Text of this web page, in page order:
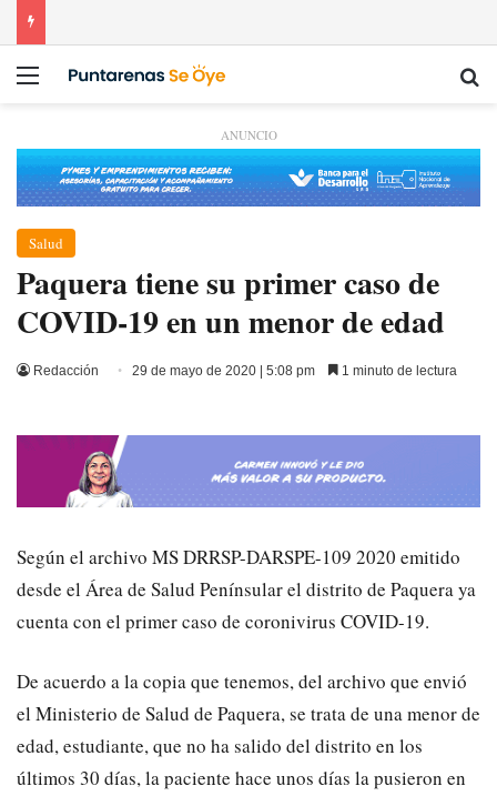
Menú
ANUNCIO
Salud
Paquera tiene su primer caso de
COVID-19 en un menor de edad
Redacción 29 de mayo de 2020 | 5:08 pm 1 minuto de lectura
Según el archivo MS DRRSP-DARSPE-109 2020 emitido
desde el Área de Salud Penínsular el distrito de Paquera ya
cuenta con el primer caso de coronivirus COVID-19.
De acuerdo a la copia que tenemos, del archivo que envió
el Ministerio de Salud de Paquera, se trata de una menor de
edad, estudiante, que no ha salido del distrito en los
últimos 30 días, la paciente hace unos días la pusieron en